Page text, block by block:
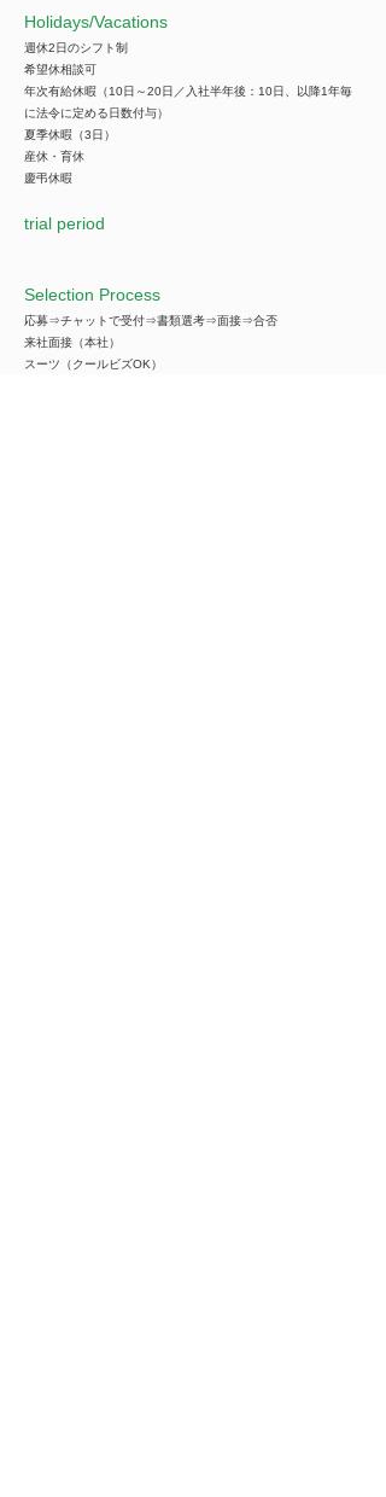
​Holidays/Vacations
週休2日のシフト制
希望休相談可
年次有給休暇（10日～20日／入社半年後：10日、以降1年毎
に法令に定める日数付与）
夏季休暇（3日）
産休・育休
慶弔休暇
trial period
Selection Process
応募⇒チャットで受付⇒書類選考⇒面接⇒合否
来社面接（本社）
スーツ（クールビズOK）